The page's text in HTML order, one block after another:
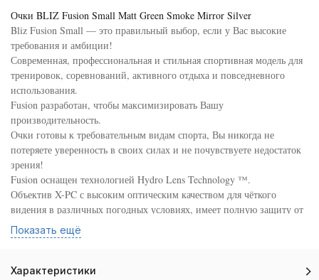
Очки BLIZ Fusion Small Matt Green Smoke Mirror Silver
Bliz Fusion Small — это правильный выбор, если у Вас высокие
требования и амбиции!
Современная, профессиональная и стильная спортивная модель для
тренировок, соревнований, активного отдыха и повседневного
использования.
Fusion разработан, чтобы максимизировать Вашу
производительность.
Очки готовы к требовательным видам спорта, Вы никогда не
потеряете уверенность в своих силах и не почувствуете недостаток
зрения!
Fusion оснащен технологией Hydro Lens Technology ™.
Объектив X-PC с высоким оптическим качеством для чёткого
видения в различных погодных условиях, имеет полную защиту от
ультрафиолетового излучения, минимальное преломление, защищён
от царапин, а также обладает гидрофобными свойствами.
которая вместе с объективом делает Вас более готовыми, чем когда-
Показать ещё
Характеристики